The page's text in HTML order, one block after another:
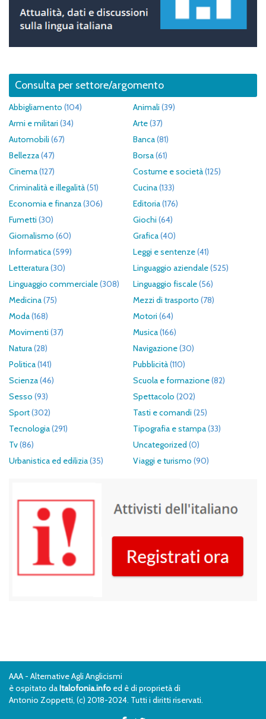
Consulta per settore/argomento
Abbigliamento (104) Animali (39)
Armi e militari (34) Arte(37)
Automobili (67) Banca(81)
Bellezza(47) Borsa(61)
Cinema(127) Costume e società(125)
Criminalità e illegalità(51) Cucina(133)
Economia e finanza(306) Editoria(176)
Fumetti (30) Giochi (64)
Giornalismo (60) Grafica(40)
Informatica(599) Leggi e sentenze(41)
Letteratura(30) Linguaggio aziendale(525)
Linguaggio commerciale(308) Linguaggio fiscale(56)
Medicina(75) Mezzi di trasporto (78)
Moda(168) Motori (64)
Movimenti (37) Musica(166)
Natura(28) Navigazione(30)
Politica(141) Pubblicità(110)
Scienza(46) Scuola e formazione(82)
Sesso (93) Spettacolo (202)
Sport(302) Tasti e comandi (25)
Tecnologia(291) Tipografia e stampa(33)
Tv(86) Uncategorized (0)
Urbanistica ed edilizia(35) Viaggi e turismo (90)
AAA - Alternative Agli Anglicismi
è ospitato daItalofonia.info ed è di proprietà di
Antonio Zoppetti, (c) 2018-2024. Tutti i diritti riservati.